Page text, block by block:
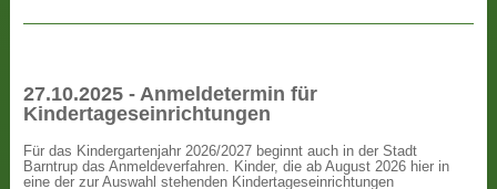
27.10.2025 - Anmeldetermin für
Kindertageseinrichtungen
Für das Kindergartenjahr 2026/2027 beginnt auch in der Stadt
Barntrup das Anmeldeverfahren. Kinder, die ab August 2026 hier in
eine der zur Auswahl stehenden Kindertageseinrichtungen